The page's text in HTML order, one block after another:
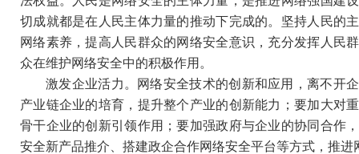
切成就都是在人民主体力量的推动下完成的。坚持人民的
网络素养，提高人民群众的网络安全意识，充分发挥人民
众在维护网络安全中的积极作用。
激发企业活力。网络安全技术的创新和应用，离不开
产业链企业的培育，提升整个产业的创新能力；要加大对
骨干企业的创新引领作用；要加强政府与企业的协同合作
安全新产品推介、搭建政企合作网络安全平台等方式，推